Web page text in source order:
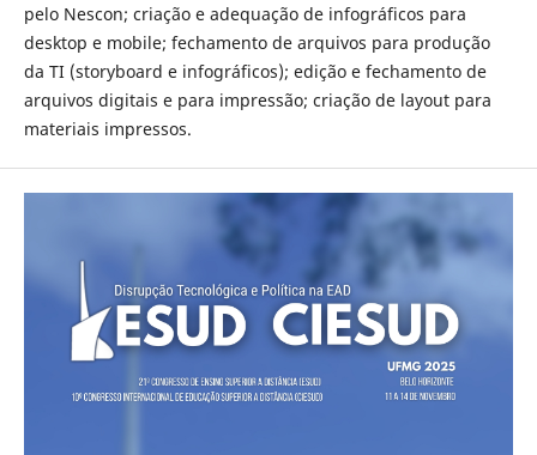
pelo Nescon; criação e adequação de infográficos para
desktop e mobile; fechamento de arquivos para produção
da TI (storyboard e infográficos); edição e fechamento de
arquivos digitais e para impressão; criação de layout para
materiais impressos.